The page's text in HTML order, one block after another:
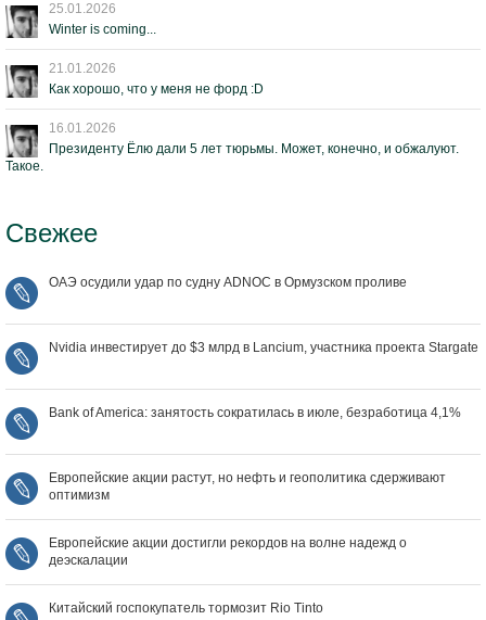
25.01.2026
Winter is coming...
21.01.2026
Как хорошо, что у меня не форд :D
16.01.2026
Президенту Ёлю дали 5 лет тюрьмы. Может, конечно, и обжалуют.
Такое.
Свежее
ОАЭ осудили удар по судну ADNOC в Ормузском проливе
Nvidia инвестирует до $3 млрд в Lancium, участника проекта Stargate
Bank of America: занятость сократилась в июле, безработица 4,1%
Европейские акции растут, но нефть и геополитика сдерживают
оптимизм
Европейские акции достигли рекордов на волне надежд о
деэскалации
Китайский госпокупатель тормозит Rio Tinto